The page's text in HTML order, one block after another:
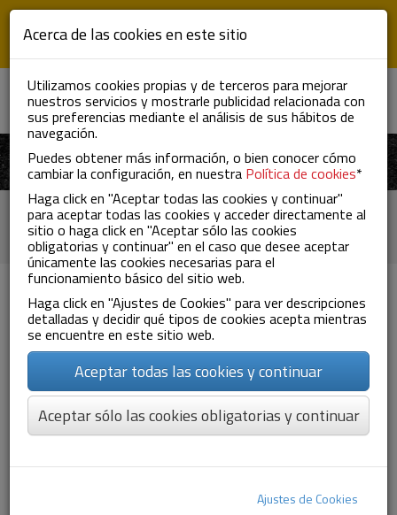
Skip to main content
EN FR
How to find us
Our headquarters are strategically located outside Zaragoza,
at equal distance from Barcelona, Madrid, Valencia, Bilbao and
France.
It has surveillance and security services to monitor vehicles
and goods.
Acerca de las cookies en este sitio
Utilizamos cookies propias y de terceros para mejorar
nuestros servicios y mostrarle publicidad relacionada con
sus preferencias mediante el análisis de sus hábitos de
navegación.
Puedes obtener más información, o bien conocer cómo
cambiar la configuración, en nuestra Política de cookies*
Haga click en "Aceptar todas las cookies y continuar"
para aceptar todas las cookies y acceder directamente al
sitio o haga click en "Aceptar sólo las cookies
obligatorias y continuar" en el caso que desee aceptar
únicamente las cookies necesarias para el
funcionamiento básico del sitio web.
Haga click en "Ajustes de Cookies" para ver descripciones
detalladas y decidir qué tipos de cookies acepta mientras
se encuentre en este sitio web.
Aceptar todas las cookies y continuar
Aceptar sólo las cookies obligatorias y continuar
Ajustes de Cookies